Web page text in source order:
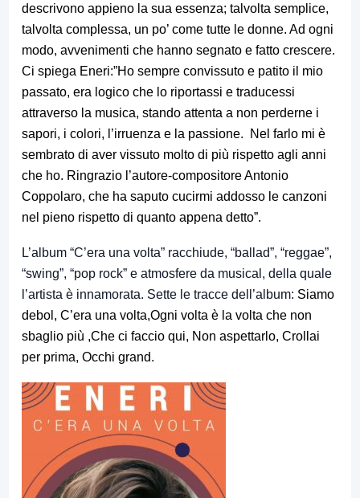
descrivono appieno la sua essenza; talvolta semplice,
talvolta complessa, un po’ come tutte le donne. Ad ogni
modo, avvenimenti che hanno segnato e fatto crescere.
Ci spiega Eneri:”Ho sempre convissuto e patito il mio
passato, era logico che lo riportassi e traducessi
attraverso la musica, stando attenta a non perderne i
sapori, i colori, l’irruenza e la passione.
Nel farlo mi è
sembrato di aver vissuto molto di più rispetto agli anni
che ho. Ringrazio l’autore-compositore Antonio
Coppolaro, che ha saputo cucirmi addosso le canzoni
nel pieno rispetto di quanto appena detto”.
L’album “C’era una volta” racchiude, “ballad”, “reggae”,
“swing”, “pop rock” e atmosfere da musical, della quale
l’artista è innamorata. Sette le tracce dell’album: Siamo
debol, C’era una volta,Ogni volta è la volta che non
sbaglio più ,Che ci faccio qui, Non aspettarlo, Crollai
per prima, Occhi grand.